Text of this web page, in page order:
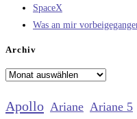
SpaceX
Was an mir
Archiv
Archiv
Apollo Ariane Ariane 5